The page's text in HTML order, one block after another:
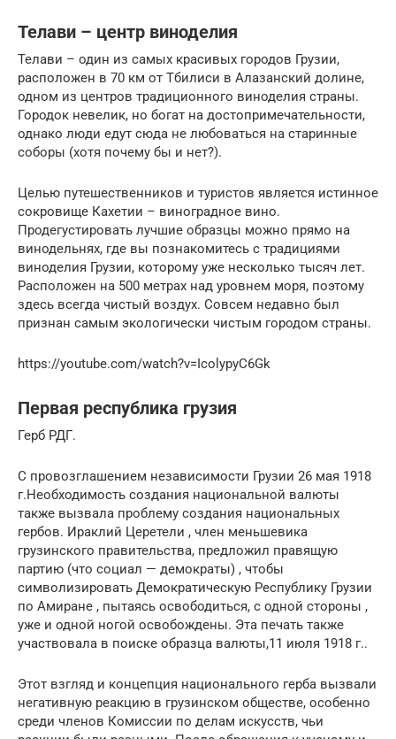
Телави – центр виноделия
Телави – один из самых красивых городов Грузии,
расположен в 70 км от Тбилиси в Алазанский долине,
одном из центров традиционного виноделия страны.
Городок невелик, но богат на достопримечательности,
однако люди едут сюда не любоваться на старинные
соборы (хотя почему бы и нет?).
Целью путешественников и туристов является истинное
сокровище Кахетии – виноградное вино.
Продегустировать лучшие образцы можно прямо на
винодельнях, где вы познакомитесь с традициями
виноделия Грузии, которому уже несколько тысяч лет.
Расположен на 500 метрах над уровнем моря, поэтому
здесь всегда чистый воздух. Совсем недавно был
признан самым экологически чистым городом страны.
https://youtube.com/watch?v=IcolypyC6Gk
Первая республика грузия
Герб РДГ.
С провозглашением независимости Грузии 26 мая 1918
г.Необходимость создания национальной валюты
также вызвала проблему создания национальных
гербов. Ираклий Церетели , член меньшевика
грузинского правительства, предложил правящую
партию (что социал — демократы) , чтобы
символизировать Демократическую Республику Грузии
по Амиране , пытаясь освободиться, с одной стороны ,
уже и одной ногой освобождены. Эта печать также
участвовала в поиске образца валюты,11 июля 1918 г..
Этот взгляд и концепция национального герба вызвали
негативную реакцию в грузинском обществе, особенно
среди членов Комиссии по делам искусств, чьи